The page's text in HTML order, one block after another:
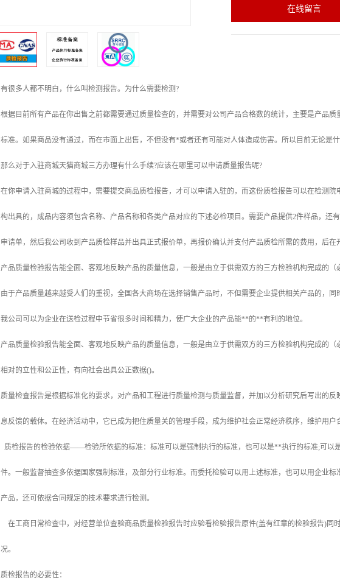
在线留言
有很多人都不明白，什么叫检测报告。为什么需要检测?
根据目前所有产品在你出售之前都需要通过质量检查的，并需要对公司产品合格数的统计，主要是产品
标准。如果商品没有通过，而在市面上出售，不但没有*或者还有可能对人体造成伤害。所以目前无论是
那么对于入驻商城天猫商城三方办理有什么手续?应该在哪里可以申请质量报告呢?
在你申请入驻商城的过程中，需要提交商品质检报告，才可以申请入驻的，而这份质检报告可以在检测
构出具的，成品内容须包含名称、产品名称和各类产品对应的下述必检项目。需要产品提供2件样品，还
申请单，然后我公司收到产品质检样品并出具正式报价单，再报价确认并支付产品质检所需的费用，后
产品质量检验报告能全面、客观地反映产品的质量信息，一般是由立于供需双方的三方检验机构完成的（
由于产品质量越来越受人们的重视，全国各大商场在选择销售产品时，不但需要企业提供相关产品的，同
我公司可以为企业在送检过程中节省很多时间和精力，使广大企业的产品能**的**有利的地位。
产品质量检验报告能全面、客观地反映产品的质量信息，一般是由立于供需双方的三方检验机构完成的
相对的立性和公正性，有向社会出具公正数据()。
质量检查报告是根据标准化的要求，对产品和工程进行质量检测与质量监督，并加以分析研究后写出的
息反馈的载体。在经济活动中，它已成为把住质量关的管理手段，成为维护社会正常经济秩序，维护用户
质检报告的检验依据——检验所依据的标准：标准可以是强制执行的标准，也可以是**执行的标准;可以
件。一般监督抽查多依据国家强制标准，及部分行业标准。而委托检验可以用上述标准，也可以用企业
产品，还可依据合同规定的技术要求进行检测。
在工商日常检查中，对经营单位查验商品质量检验报告时应验看检验报告原件(盖有红章的检验报告)同
况。
质检报告的必要性：